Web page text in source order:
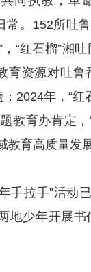
常。152所吐
“红石榴”湘
育资源对吐鲁
2024年，“红
教育办肯定，
教育高质量发
手拉手”活动
地少年开展书